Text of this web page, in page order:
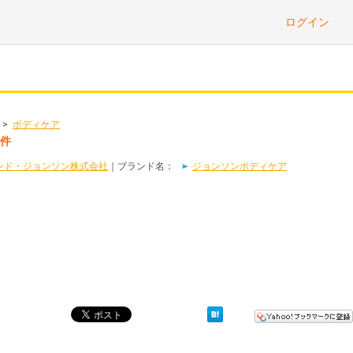
ログイン
> ボディケア
ド・ジョンソン株式会社 ｜ブランド名： ジョンソンボディケア